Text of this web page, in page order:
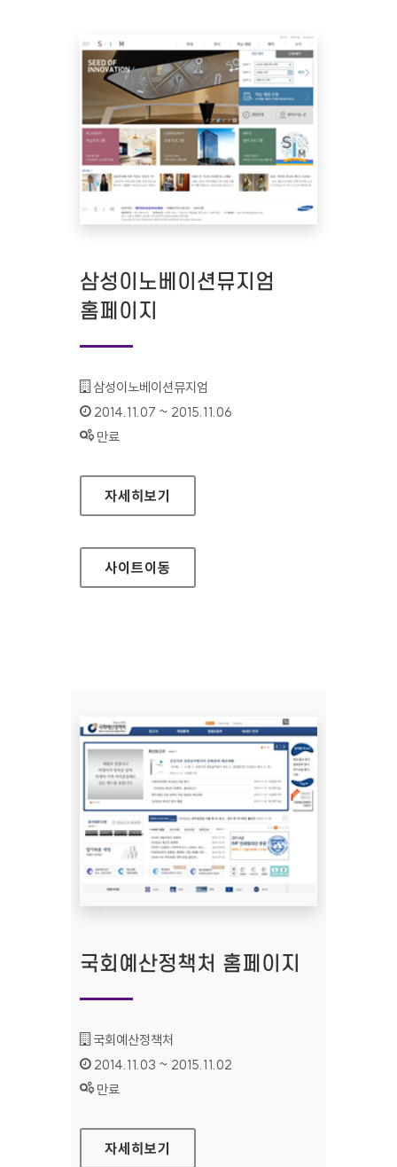
삼성이노베이션뮤지엄
홈페이지
기관명 :
삼성이노베이션뮤지엄
인증기간 :
2014.11.07 ~ 2015.11.06
상태 :
만료
삼성이노베이션뮤지엄 홈페이지
자세히보기
사이트이동
국회예산정책처 홈페이지
기관명 :
국회예산정책처
인증기간 :
2014.11.03 ~ 2015.11.02
상태 :
만료
국회예산정책처 홈페이지
자세히보기